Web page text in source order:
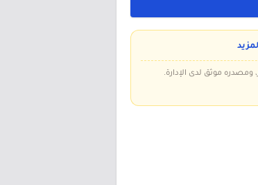
ومصدره موثق لدى الإدارة.